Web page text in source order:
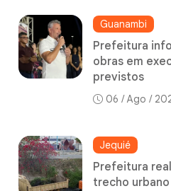
Guanambi
Prefeitura
obras em
previstos
06 / Ago /
Jequié
Prefeitura
trecho